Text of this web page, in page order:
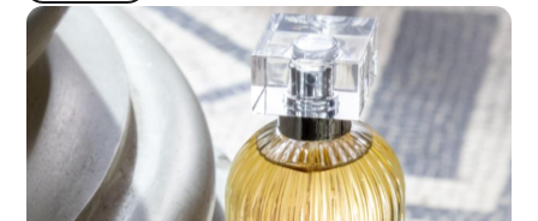
sulla pelle un’impronta di eternità, unendo eleganza e
consapevolezza. La nostra ambassador Caterina Balivo interpreta
l’essenza di Roma Fiori Bianchi con il suo stile e la sua
personalità.